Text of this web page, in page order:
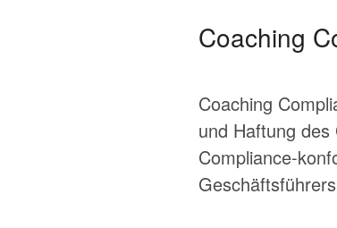
Coaching
Coaching
und Haftung
Compliance-